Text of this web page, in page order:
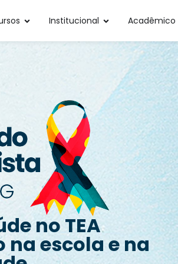
Institucional Acadêmico
no TEA
na escola e na